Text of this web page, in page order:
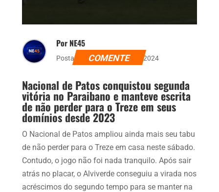
Por NE45
Postado dia 27 de janeiro de 2024
COMENTE
Nacional de Patos conquistou segunda
vitória no Paraibano e manteve escrita
de não perder para o Treze em seus
domínios desde 2023
O Nacional de Patos ampliou ainda mais seu tabu
de não perder para o Treze em casa neste sábado.
Contudo, o jogo não foi nada tranquilo. Após sair
atrás no placar, o Alviverde conseguiu a virada nos
acréscimos do segundo tempo para se manter na